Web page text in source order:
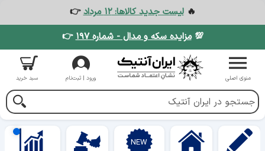
🔥لیست جدید کالاها: ۱۲ مرداد
👉
💯مزایده سکه و مدال - شماره ۱۹۷ 👉
منوی اصلی ورود | ثبت‌نام سبد خرید